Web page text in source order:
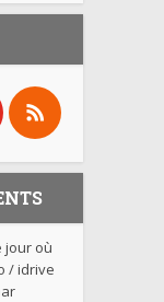
jour où
/ idrive